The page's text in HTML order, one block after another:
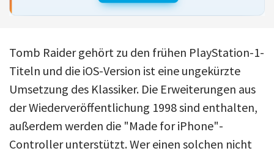
Tomb Raider gehört zu den frühen PlayStation-1-
Titeln und die iOS-Version ist eine ungekürzte
Umsetzung des Klassiker. Die Erweiterungen aus
der Wiederveröffentlichung 1998 sind enthalten,
außerdem werden die "Made for iPhone"-
Controller unterstützt. Wer einen solchen nicht